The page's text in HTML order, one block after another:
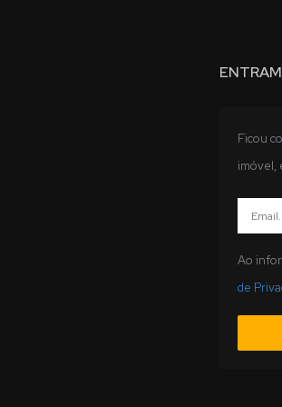
Ficou
imóvel,
Ao
de